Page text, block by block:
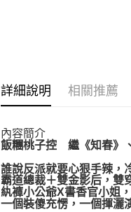
詳細說明 相關推薦
內容簡介
飯糰桃子控 繼《知春》
誰說反派就要心狠手辣，
霸道總裁＋雙金影后，雙
紈褲小公爺X書香官小姐
一個裝傻充愣，一個揮灑